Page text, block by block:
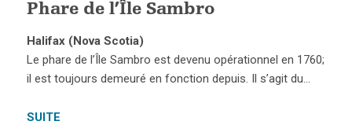
Phare de l’Île Sambro
Halifax (Nova Scotia)
Le phare de l’Île Sambro est devenu opérationnel en 1760;
il est toujours demeuré en fonction depuis. Il s’agit du…
SUITE